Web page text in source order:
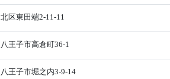
北区東田端2-11-11
八王子市高倉町36-1
八王子市堀之内3-9-14